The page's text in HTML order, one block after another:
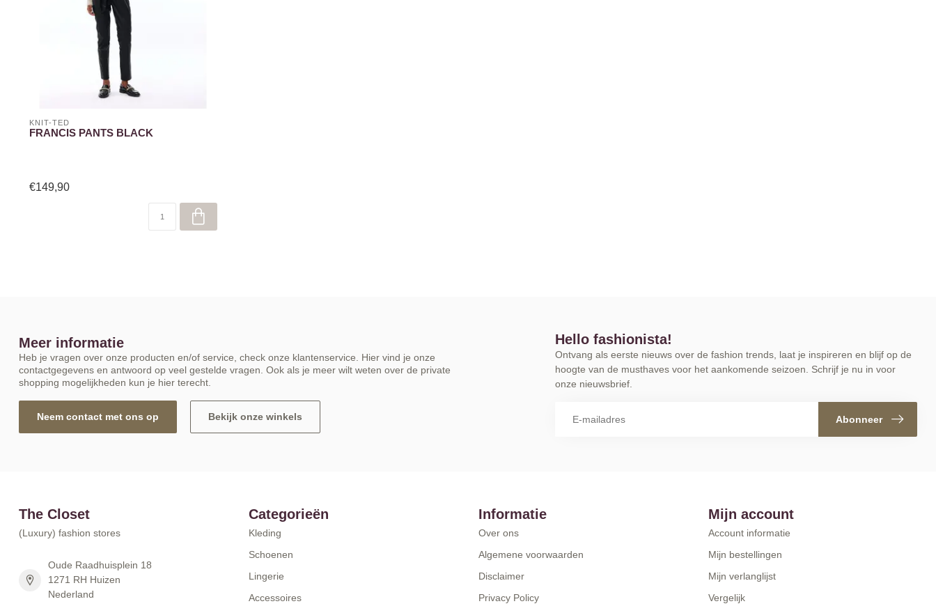
KNIT-TED
FRANCIS PANTS BLACK
€149,90
Meer informatie
Heb je vragen over onze producten en/of service, check onze klantenservice. Hier vind je onze
contactgegevens en antwoord op veel gestelde vragen. Ook als je meer wilt weten over de private
shopping mogelijkheden kun je hier terecht.
Neem contact met ons op Bekijk onze winkels
Hello fashionista!
Ontvang als eerste nieuws over de fashion trends, laat je inspireren en blijf op de
hoogte van de musthaves voor het aankomende seizoen. Schrijf je nu in voor
onze nieuwsbrief.
Abonneer
The Closet
(Luxury) fashion stores
Oude Raadhuisplein 18
1271 RH Huizen
Nederland
Categorieën
Kleding
Schoenen
Lingerie
Accessoires
Informatie
Over ons
Algemene voorwaarden
Disclaimer
Privacy Policy
Mijn account
Account informatie
Mijn bestellingen
Mijn verlanglijst
Vergelijk